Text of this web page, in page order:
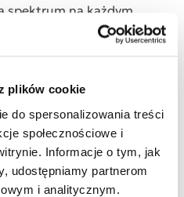
plików cookie
do spersonalizowania treści
społecznościowe i
Informacje o tym, jak
udostępniamy partnerom
i analitycznym.
spektrum na każdym
niż moi
jest mi się odnaleźć w
mojej